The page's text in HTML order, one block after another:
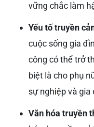
vững chắc làm
Yếu tố truyền
cuộc sống gia
công có thể trở
biệt là cho phụ
sự nghiệp và gia
Văn hóa truyền